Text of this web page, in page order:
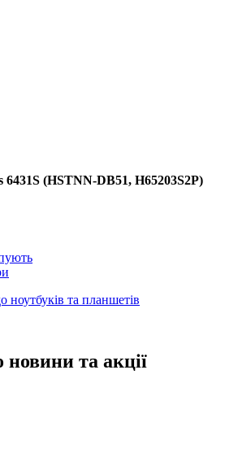
6431S (HSTNN-DB51, H65203S2P)
ноутбуків та планшетів
новини та акції